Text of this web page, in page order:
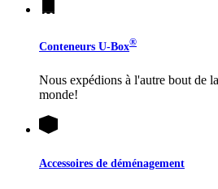
Conteneurs U-Box®
Nous expédions à l'autre bout de
monde!
Accessoires de déménagement